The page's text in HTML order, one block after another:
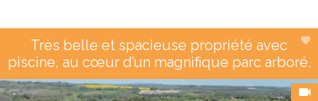
Très belle et spacieuse propriété avec
piscine, au cœur d’un magnifique parc arboré.